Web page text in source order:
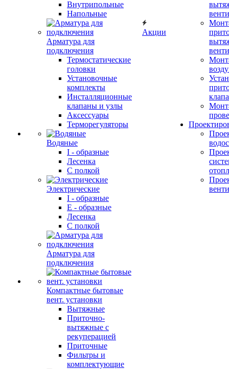
Внутрипольные
Напольные
Арматура для
подключения
Термостатические
головки
Установочные
комплекты
Инсталляционные
клапаны и узлы
Аксессуары
Терморегуляторы
Водяные
I - образные
Лесенка
С полкой
Электрические
I - образные
E - образные
Лесенка
С полкой
Арматура для
подключения
Компактные бытовые
вент. установки
Вытяжные
Приточно-
вытяжные с
рекуперацией
Приточные
Фильтры и
комплектующие
Акции